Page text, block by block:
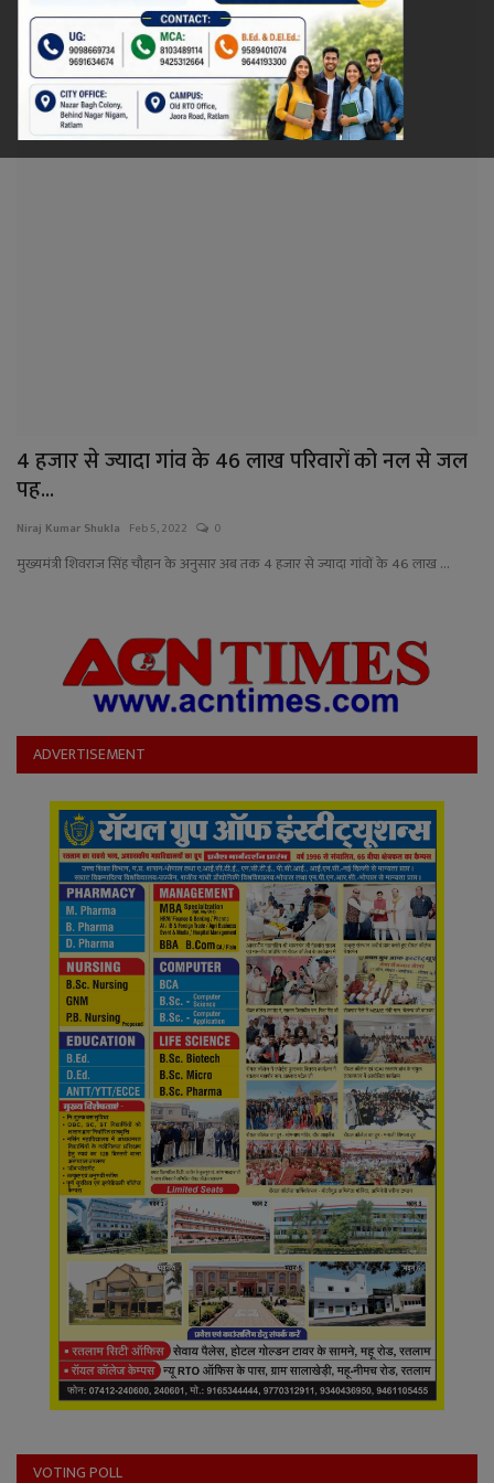
रेलवे
खेल
ज्योतिष
YouTube
Language
4 हजार से ज्यादा गांव के 46 लाख परिवारों को नल से जल
पह...
Niraj Kumar Shukla Feb 5, 2022 0
मुख्यमंत्री शिवराज सिंह चौहान के अनुसार अब तक 4 हजार से ज्यादा गांवों के 46 लाख ...
ADVERTISEMENT
VOTING POLL